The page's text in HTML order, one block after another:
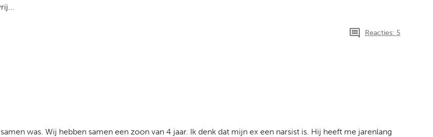
Reacties: 5
was. Wij hebben samen een zoon van 4 jaar. Ik denk dat mijn ex een narsist is. Hij heeft me jarenlang